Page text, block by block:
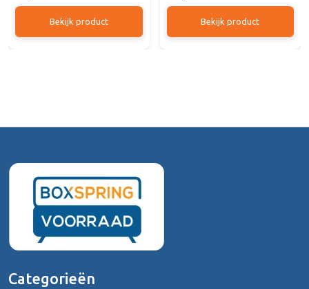
Bekijk product Bekijk product
Categorieën